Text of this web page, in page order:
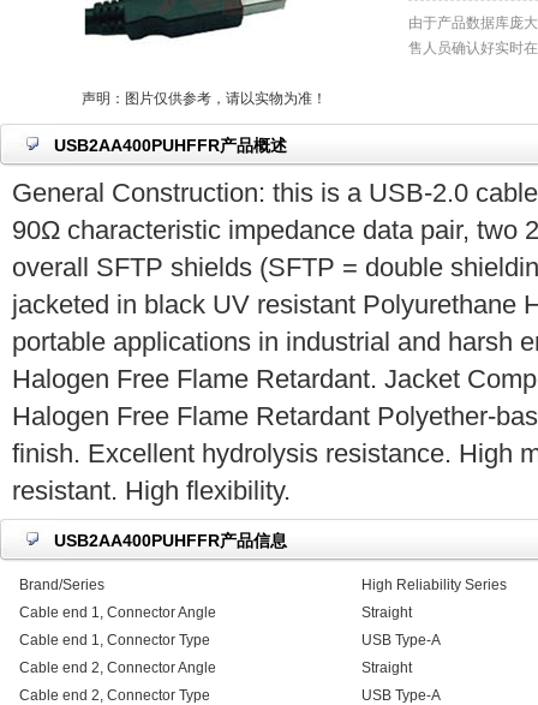
声明：图片仅供参考，请以实物为准！
由于产品数据库庞
售人员确认好实时
USB2AA400PUHFFR产品概述
General Construction: this is a USB-2.0
90Ω characteristic impedance data pair, two
overall SFTP shields (SFTP = double
jacketed in black UV resistant Polyurethane
portable applications in industrial and harsh
Halogen Free Flame Retardant. Jacket
Halogen Free Flame Retardant Polyether-
finish. Excellent hydrolysis resistance. High
resistant. High flexibility.
USB2AA400PUHFFR产品信息
Brand/Series
High Reliability Series
Cable end 1, Connector Angle
Straight
Cable end 1, Connector Type
USB Type-A
Cable end 2, Connector Angle
Straight
Cable end 2, Connector Type
USB Type-A